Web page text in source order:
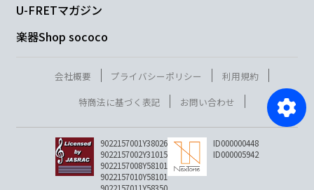
U-FRETマガジン
楽器Shop sococo
会社概要 プライバシーポリシー
利用規約
特商法に基づく表記
お問い合わせ
9022157001Y38026
9022157002Y31015
9022157008Y58101
9022157010Y58101
9022157011Y58350
ID000000448
ID000005942